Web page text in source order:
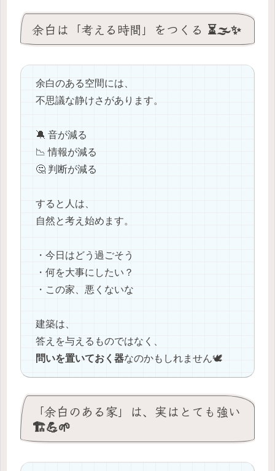
余白は「考える時間」をつくる ⏳🌫️✨
余白のある空間には、
不思議な静けさがあります。
🔕 音が減る
📉 情報が減る
🤔 判断が減る
すると人は、
自然と考え始めます。
・今日はどう過ごそう
・何を大事にしたい？
・この家、悪くないな
建築は、
答えを与えるものではなく、
問いを置いておく器なのかもしれません🕊️
「余白のある家」は、実はとても強い
🏗️💪🌱